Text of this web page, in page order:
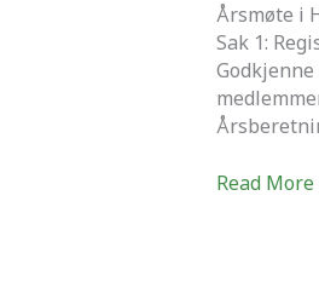
Årsmøte i
Sak 1:
Fotball
Read More